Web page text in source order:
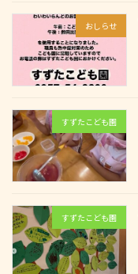
おしらせ
すずたこども園
すずたこども園